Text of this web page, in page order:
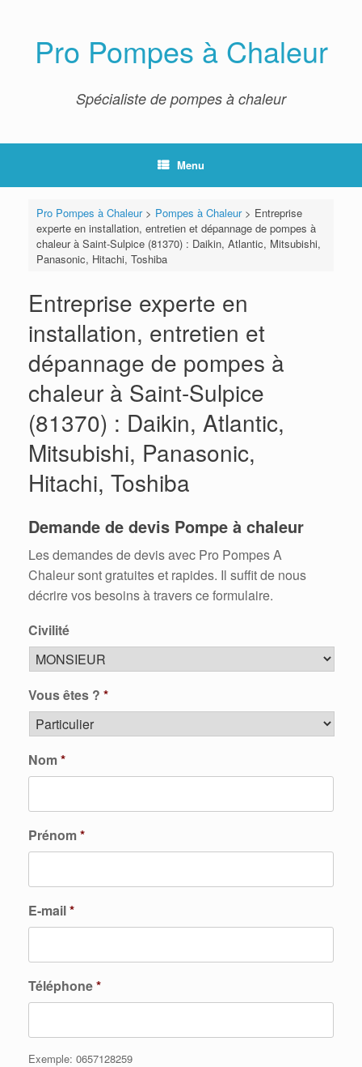
Pro Pompes à Chaleur
Spécialiste de pompes à chaleur
Menu
Pro Pompes à Chaleur> Pompes à Chaleur> Entreprise
experte en installation, entretien et dépannage de pompes à
chaleur à Saint-Sulpice (81370) : Daikin, Atlantic, Mitsubishi,
Panasonic, Hitachi, Toshiba
Entreprise experte en
installation, entretien et
dépannage de pompes à
chaleur à Saint-Sulpice
(81370) : Daikin, Atlantic,
Mitsubishi, Panasonic,
Hitachi, Toshiba
Demande de devis Pompe à chaleur
Les demandes de devis avec Pro Pompes A
Chaleur sont gratuites et rapides. Il suffit de nous
décrire vos besoins à travers ce formulaire.
Civilité
Vous êtes ? *
Nom*
Prénom*
E-mail*
Téléphone*
Exemple: 0657128259